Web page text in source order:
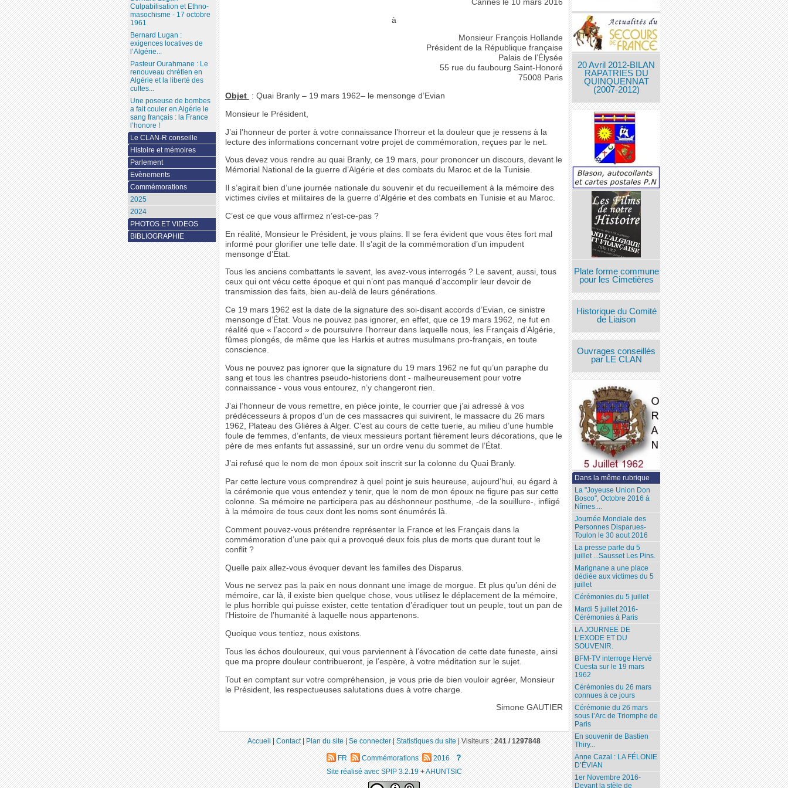
Cannes le 10 mars 2016
à
Monsieur François Hollande
Président de la République française
Palais de l’Élysée
55 rue du faubourg Saint-Honoré
75008 Paris
Objet : Quai Branly – 19 mars 1962– le mensonge d’Evian
Monsieur le Président,
J’ai l’honneur de porter à votre connaissance l’horreur et la douleur que je ressens à la
lecture des informations concernant votre projet de commémoration, reçues par le net.
Vous devez vous rendre au quai Branly, ce 19 mars, pour prononcer un discours, devant le
Mémorial National de la guerre d’Algérie et des combats du Maroc et de la Tunisie.
Il s’agirait bien d’une journée nationale du souvenir et du recueillement à la mémoire des
victimes civiles et militaires de la guerre d’Algérie et des combats en Tunisie et au Maroc.
C’est ce que vous affirmez n’est-ce-pas ?
En réalité, Monsieur le Président, je vous plains. Il se fera évident que vous êtes fort mal
informé pour glorifier une telle date. Il s’agit de la commémoration d’un impudent
mensonge d’État.
Tous les anciens combattants le savent, les avez-vous interrogés ? Le savent, aussi, tous
ceux qui ont vécu cette époque et qui n’ont pas manqué d’accomplir leur devoir de
transmission des faits, bien au-delà de leurs générations.
Ce 19 mars 1962 est la date de la signature des soi-disant accords d’Evian, ce sinistre
mensonge d’État. Vous ne pouvez pas ignorer, en effet, que ce 19 mars 1962, ne fut en
réalité que « l’accord » de poursuivre l’horreur dans laquelle nous, les Français d’Algérie,
fûmes plongés, de même que les Harkis et autres musulmans pro-français, en toute
conscience.
Vous ne pouvez pas ignorer que la signature du 19 mars 1962 ne fut qu’un paraphe du
sang et tous les chantres pseudo-historiens dont - malheureusement pour votre
connaissance - vous vous entourez, n’y changeront rien.
J’ai l’honneur de vous remettre, en pièce jointe, le courrier que j’ai adressé à vos
prédécesseurs à propos d’un de ces massacres qui suivirent, le massacre du 26 mars
1962, Plateau des Glières à Alger. C’est au cours de cette tuerie, au milieu d’une humble
foule de femmes, d’enfants, de vieux messieurs portant fièrement leurs décorations, que le
père de mes enfants fut assassiné, sur un ordre venu du sommet de l’État.
J’ai refusé que le nom de mon époux soit inscrit sur la colonne du Quai Branly.
Par cette lecture vous comprendrez à quel point je suis heureuse, aujourd’hui, eu égard à
la cérémonie que vous entendez y tenir, que le nom de mon époux ne figure pas sur cette
colonne. Sa mémoire ne participera pas au déshonneur posthume, -de la souillure-, infligé
à la mémoire de tous ceux dont les noms sont énumérés là.
Comment pouvez-vous prétendre représenter la France et les Français dans la
commémoration d’une paix qui a provoqué deux fois plus de morts que durant tout le
conflit ?
Quelle paix allez-vous évoquer devant les familles des Disparus.
Vous ne servez pas la paix en nous donnant une image de morgue. Et plus qu’un déni de
mémoire, car là, il existe bien quelque chose, vous utilisez le déplacement de la mémoire,
le plus horrible qui puisse exister, cette tentation d’éradiquer tout un peuple, tout un pan de
l’Histoire de l’humanité à laquelle nous appartenons.
Quoique vous tentiez, nous existons.
Tous les échos douloureux, qui vous parviennent à l’évocation de cette date funeste, ainsi
que ma propre douleur contribueront, je l’espère, à votre méditation sur le sujet.
Tout en comptant sur votre compréhension, je vous prie de bien vouloir agréer, Monsieur
le Président, les respectueuses salutations dues à votre charge.
Simone GAUTIER
20 Avril 2012-BILAN
RAPATRIES DU
QUINQUENNAT
(2007-2012)
Plate forme commune
pour les Cimetières
Historique du Comité
de Liaison
Ouvrages conseillés
par LE CLAN
Dans la même rubrique
La "Joyeuse Union Don
Bosco", Octobre 2016 à
Nîmes....
Journée Mondiale des
Personnes Disparues-
Toulon le 30 aout 2016
La presse parle du 5
juillet ...Sausset Les Pins.
Marignane a une place
dédiée aux victimes du 5
juillet
Cérémonies du 5 juillet
Mardi 5 juillet 2016-
Cérémonies à Paris
LA JOURNEE DE
L’EXODE ET DU
SOUVENIR.
BFM-TV interroge Hervé
Cuesta sur le 19 mars
1962
Cérémonies du 26 mars
connues à ce jours
Cérémonie du 26 mars
sous l’Arc de Triomphe de
Paris
En souvenir de Bastien
Thiry...
Anne Cazal : LA FÉLONIE
D’ÉVIAN
1er Novembre 2016-
Devant la stèle de
Culpabilisation et Ethno-
masochisme - 17 octobre
1961
Bernard Lugan :
exigences locatives de
l’Algérie...
Pasteur Ourahmane : Le
renouveau chrétien en
Algérie et la liberté des
cultes...
Une poseuse de bombes
a fait couler en Algérie le
sang français : la France
l’honore !
Le CLAN-R conseille
Histoire et mémoires
Parlement
Evènements
Commémorations
2025
2024
PHOTOS ET VIDEOS
BIBLIOGRAPHIE
Accueil|Contact|Plan du site|Se connecter|Statistiques du site|Visiteurs :241 / 1297848
FR Commémorations 2016 ?
Site réalisé avec SPIP 3.2.19+AHUNTSIC